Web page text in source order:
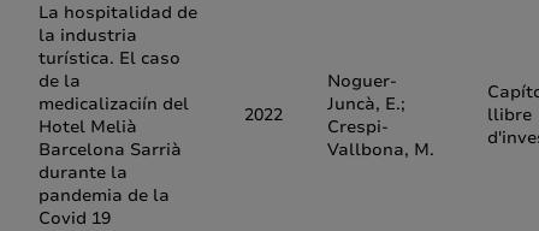
La hospitalidad de
la industria
turística. El caso
de la
medicalizaciín del
Hotel Melià
Barcelona Sarrià
durante la
pandemia de la
Covid 19
2022
Noguer-
Juncà, E.;
Crespi-
Vallbona, M.
llibre